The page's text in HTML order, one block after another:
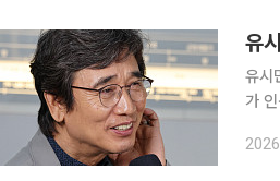
유
유시
가 인신공격으로 번
판을